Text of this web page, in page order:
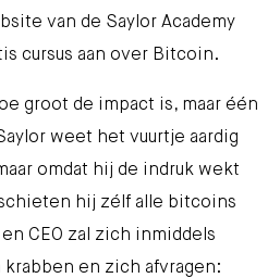
van de Saylor Academy
cursus aan over Bitcoin.
groot de impact is, maar één
weet het vuurtje aardig
omdat hij de indruk wekt
hij zélf alle bitcoins
CEO zal zich inmiddels
en zich afvragen: